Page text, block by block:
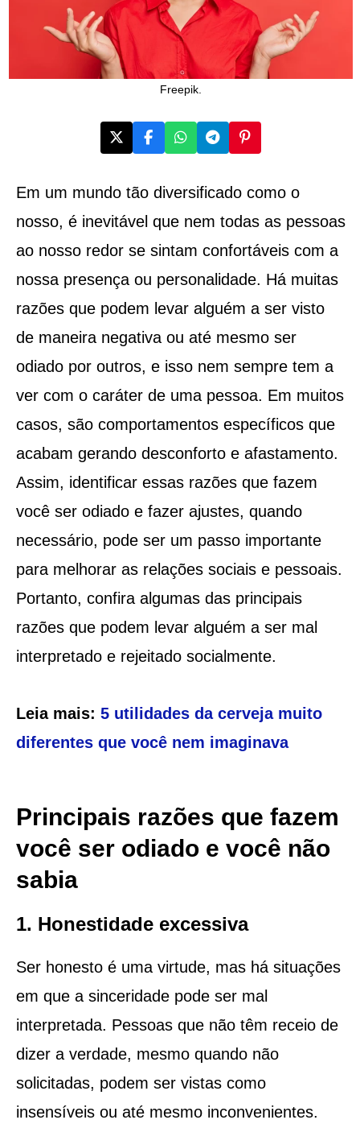
Freepik.
Em um mundo tão diversificado como o
nosso, é inevitável que nem todas as pessoas
ao nosso redor se sintam confortáveis com a
nossa presença ou personalidade. Há muitas
razões que podem levar alguém a ser visto
de maneira negativa ou até mesmo ser
odiado por outros, e isso nem sempre tem a
ver com o caráter de uma pessoa. Em muitos
casos, são comportamentos específicos que
acabam gerando desconforto e afastamento.
Assim, identificar essas razões que fazem
você ser odiado e fazer ajustes, quando
necessário, pode ser um passo importante
para melhorar as relações sociais e pessoais.
Portanto, confira algumas das principais
razões que podem levar alguém a ser mal
interpretado e rejeitado socialmente.
Leia mais: 5 utilidades da cerveja muito
diferentes que você nem imaginava
Principais razões que fazem
você ser odiado e você não
sabia
1. Honestidade excessiva
Ser honesto é uma virtude, mas há situações
em que a sinceridade pode ser mal
interpretada. Pessoas que não têm receio de
dizer a verdade, mesmo quando não
solicitadas, podem ser vistas como
insensíveis ou até mesmo inconvenientes.